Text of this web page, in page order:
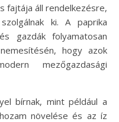
fajtája áll rendelkezésre,
ki. A paprika
gazdák folyamatosan
hogy azok
mezőgazdasági
bírnak, mint például a
növelése és az íz